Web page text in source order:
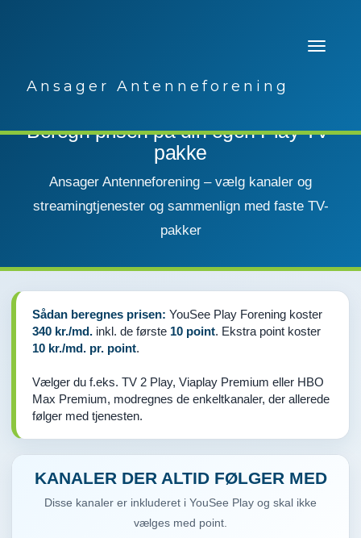
Ansager Antenneforening
Beregn prisen på din egen Play TV-
pakke
Ansager Antenneforening – vælg kanaler og
streamingtjenester og sammenlign med faste TV-
pakker
Sådan beregnes prisen: YouSee Play Forening koster
340 kr./md. inkl. de første 10 point. Ekstra point koster
10 kr./md. pr. point.
Vælger du f.eks. TV 2 Play, Viaplay Premium eller HBO
Max Premium, modregnes de enkeltkanaler, der allerede
følger med tjenesten.
KANALER DER ALTID FØLGER MED
Disse kanaler er inkluderet i YouSee Play og skal ikke
vælges med point.